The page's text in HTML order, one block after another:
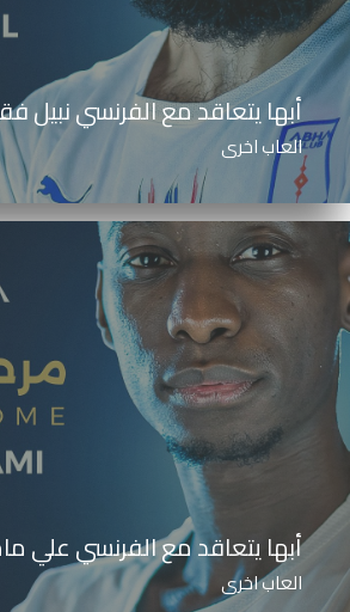
أبها يتعاقد مع الفرنسي نبيل
العاب اخرى
أبها يتعاقد مع الفرنسي علي
العاب اخرى